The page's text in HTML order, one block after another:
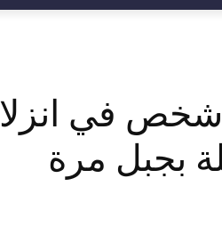
مقتل أكثر من 1000 شخص في
بجبل مرة